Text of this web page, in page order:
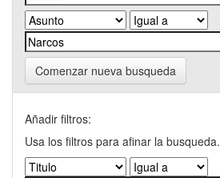
Comenzar nueva busqueda
Añadir filtros:
Usa los filtros para afinar la busqueda.